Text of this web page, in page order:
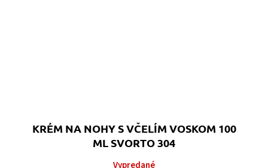
KRÉM NA NOHY S VČELÍM VOSKOM 100
ML SVORTO 304
Vypredané